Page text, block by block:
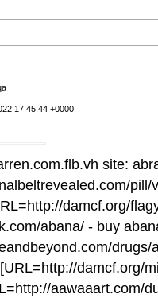
17:45:44 +0000
site:
damcf.org/
abana/ - buy
damcf.org/
aawaaart.com/